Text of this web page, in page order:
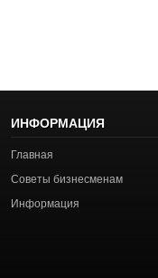
ИНФОРМАЦИЯ
Главная
Советы бизнесменам
Информация